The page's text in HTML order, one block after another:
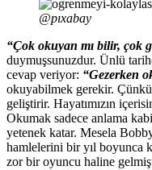
@pıxabay
“Çok okuyan mı bilir, çok
duymuşsunuzdur. Ünlü
cevap veriyor: “Gezerken
okuyabilmek gerekir. Çünkü
geliştirir. Hayatımızın
Okumak sadece anlama
yetenek katar. Mesela
hamlelerini bir yıl boyunca
zor bir oyuncu haline